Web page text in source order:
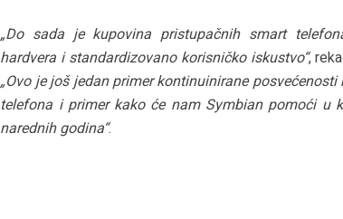
„Do sada je kupovina pristupačnih smart
hardvera i standardizovano korisničko iskustvo“,
„Ovo je još jedan primer kontinuinirane
telefona i primer kako će nam Symbian pomoći u
narednih godina“.